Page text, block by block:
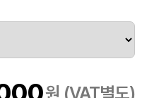
원 (VAT별도)